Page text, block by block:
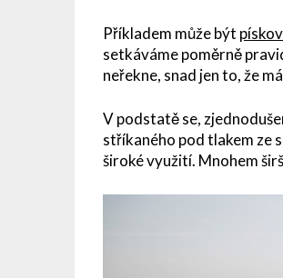
Příkladem může být
setkáváme poměrně
neřekne, snad jen to, že
V podstatě se,
stříkaného pod tlakem ze
široké využití. Mnohem